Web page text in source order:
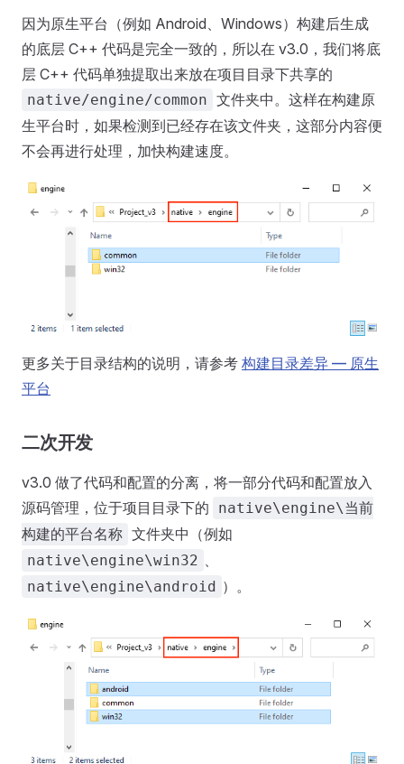
因为原生平台（例如 Android、Windows）构建后生成
的底层 C++ 代码是完全一致的，所以在 v3.0，我们将底
层 C++ 代码单独提取出来放在项目目录下共享的
native/engine/common 文件夹中。这样在构建原
生平台时，如果检测到已经存在该文件夹，这部分内容便
不会再进行处理，加快构建速度。
更多关于目录结构的说明，请参考 构建目录差异 — 原生
平台
二次开发
v3.0 做了代码和配置的分离，将一部分代码和配置放入
源码管理，位于项目目录下的
native\engine\当前
构建的平台名称 文件夹中（例如
native\engine\win32
native\engine\android ）。